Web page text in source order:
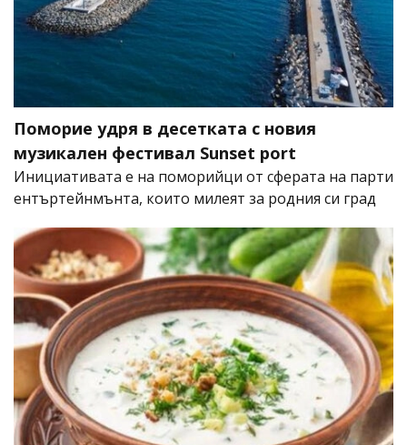
Поморие удря в десетката с новия
музикален фестивал Sunset port
Инициативата е на поморийци от сферата на парти
ентъртейнмънта, които милеят за родния си град